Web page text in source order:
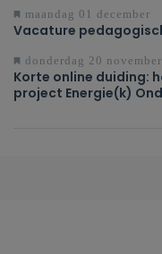
maandag 01 december
Vacature
donderdag 20 november
Korte online duiding:
project Energie(k)